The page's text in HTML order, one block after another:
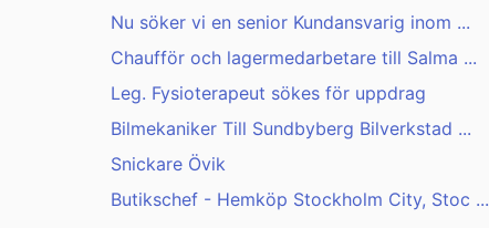
Nu söker vi en senior Kundansvarig inom ...
Chaufför och lagermedarbetare till Salma ...
Leg. Fysioterapeut sökes för uppdrag
Bilmekaniker Till Sundbyberg Bilverkstad ...
Snickare Övik
Butikschef - Hemköp Stockholm City, Stoc ...